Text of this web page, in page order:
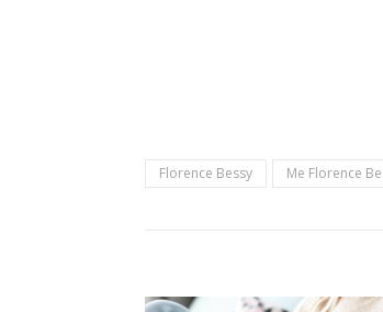
Florence Bessy Me Florence